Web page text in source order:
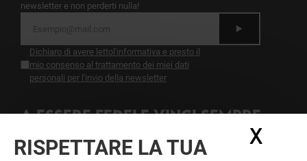
newsletter e non perderti nulla!
Dichiaro di avere letto l'informativa e presto il
mio consenso al trattamento dei miei dati
personali per l'invio della newsletter
A ESSERE FEDELE VINCI SEMPRE
tutto l'anno di vantaggi, offerte e servizi esclusivi a
Campania e presso i nostri partner.
RISPETTARE LA TUA
X